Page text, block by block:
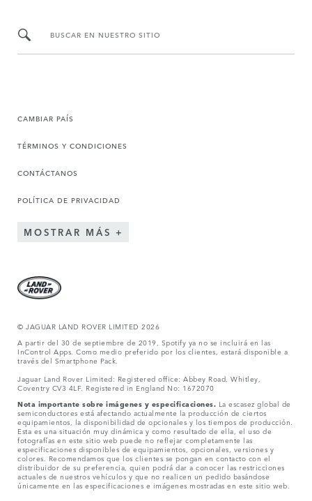
BUSCAR EN NUESTRO SITIO
CAMBIAR PAÍS
TÉRMINOS Y CONDICIONES
CONTÁCTANOS
POLÍTICA DE PRIVACIDAD
MOSTRAR MÁS
© JAGUAR LAND ROVER LIMITED 2026
A partir del 30 de septiembre de 2019, Spotify ya no se incluirá en las
InControl Apps. Como medio preferido por los clientes, estará disponible a
través del Smartphone Pack.
Jaguar Land Rover Limited: Registered office: Abbey Road, Whitley,
Coventry CV3 4LF. Registered in England No: 1672070
Nota importante sobre imágenes y especificaciones. La escasez global de
semiconductores está afectando actualmente la producción de ciertos
equipamientos, la disponibilidad de opcionales y los tiempos de producción.
Esta es una situación muy dinámica y como resultado de ella, el uso de
fotografías en este sitio web puede no reflejar completamente las
especificaciones disponibles de equipamientos, opcionales, versiones y
colores. Recomendamos que los clientes se pongan en contacto con el
distribuidor de su preferencia, quien podrá dar a conocer las restricciones
actuales de nuestros vehículos y que no realicen un pedido basándose
únicamente en las especificaciones e imágenes mostradas en este sitio web.